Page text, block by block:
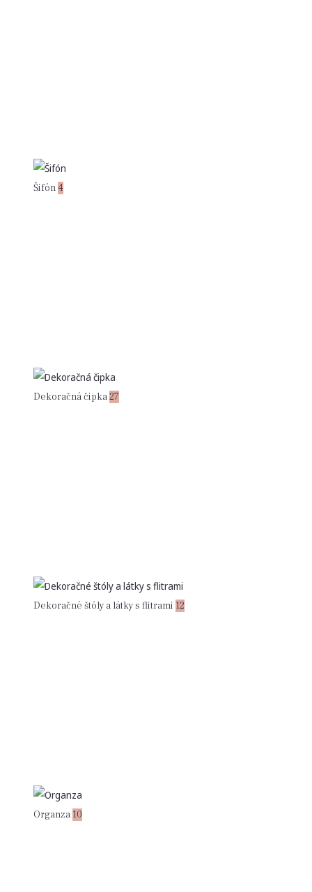
Šifón 4
Dekoračná čipka27
Dekoračné štóly a látky s flitrami 12
Organza 10